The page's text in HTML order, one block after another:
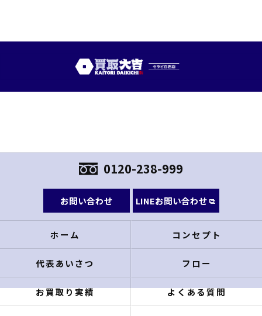
0120-238-999
お問い合わせ LINEお問い合わせ
ホーム コンセプト
代表あいさつ フロー
お買取り実績 よくある質問